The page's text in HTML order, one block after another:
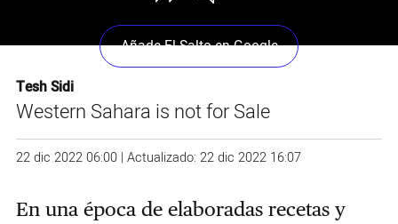
Añade El Salto en Google
Tesh Sidi
Western Sahara is not for Sale
22 dic 2022 06:00 | Actualizado: 22 dic 2022 16:07
En una época de elaboradas recetas y